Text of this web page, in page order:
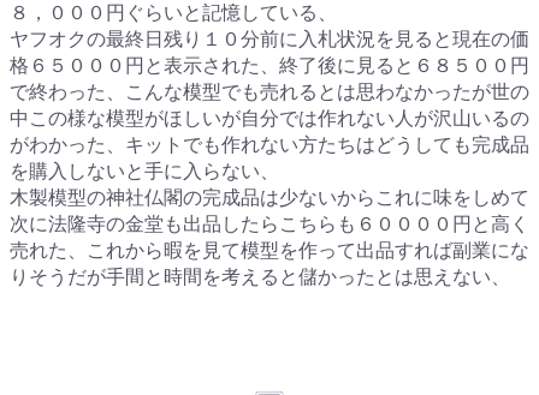
８，０００円ぐらいと記憶している、
ヤフオクの最終日残り１０分前に入札状況を見ると現在の価
格６５０００円と表示された、終了後に見ると６８５００円
で終わった、こんな模型でも売れるとは思わなかったが世の
中この様な模型がほしいが自分では作れない人が沢山いるの
がわかった、キットでも作れない方たちはどうしても完成品
を購入しないと手に入らない、
木製模型の神社仏閣の完成品は少ないからこれに味をしめて
次に法隆寺の金堂も出品したらこちらも６００００円と高く
売れた、これから暇を見て模型を作って出品すれば副業にな
りそうだが手間と時間を考えると儲かったとは思えない、